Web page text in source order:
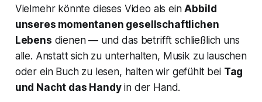
Vielmehr könnte dieses Video als einAbbild
unseres momentanen gesellschaftlichen
Lebens dienen — und das betrifft schließlich uns
alle. Anstatt sich zu unterhalten, Musik zu lauschen
oder ein Buch zu lesen, halten wir gefühlt bei Tag
und Nacht das Handyin der Hand.